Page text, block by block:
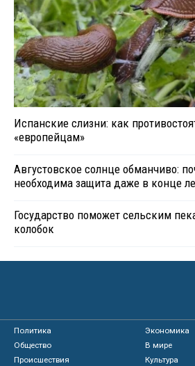
Испанские слизни: как
«европейцам»
Августовское солнце обманчиво:
необходима защита даже в конце
Государство поможет сельским
колобок
Политика
Экономика
Общество
В мире
Происшествия
Культура